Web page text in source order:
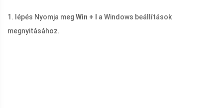
1. lépés Nyomja megWin + I
a Windows beállítások
megnyitásához.